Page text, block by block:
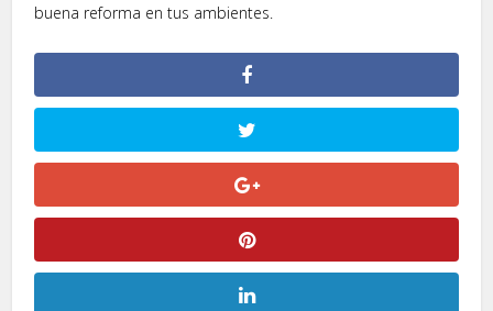
buena reforma en tus ambientes.